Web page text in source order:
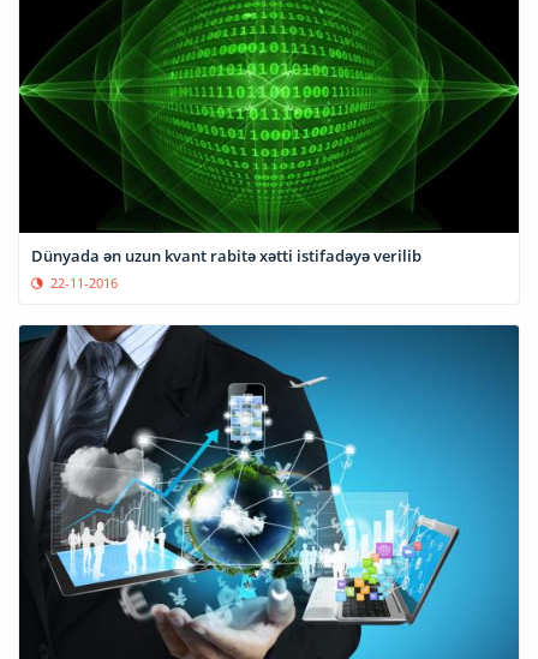
Dünyada ən uzun kvant rabitə xətti istifadəyə verilib
22-11-2016